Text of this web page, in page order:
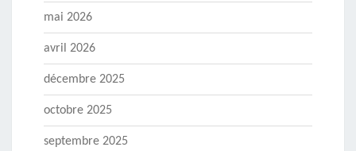
mai 2026
avril 2026
décembre 2025
octobre 2025
septembre 2025